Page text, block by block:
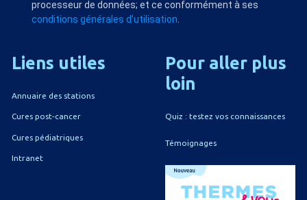
processeur de données; et ce conformément à ses
conditions générales d'utilisation
Liens utiles
Annuaire des stations
Cures post-cancer
Cures pédiatriques
Intranet
Pour aller plus
loin
Quiz : testez vos connaissances
Témoignages